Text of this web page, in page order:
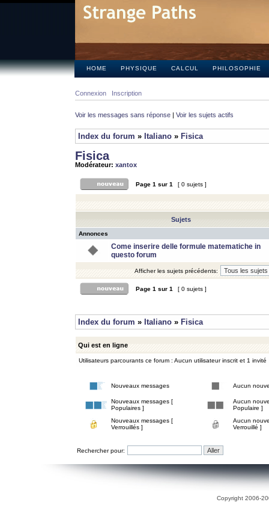
HOME PHYSIQUE CALCUL PHILOSOPHIE
Connexion Inscription
Voir les messages sans réponse | Voir les sujets actifs
Index du forum » Italiano » Fisica
Fisica
Modérateur: xantox
Page 1 sur 1 [ 0 sujets ]
Sujets
Annonces
Come inserire delle formule matematiche in
questo forum
Afficher les sujets précédents:
Page 1 sur 1 [ 0 sujets ]
Index du forum » Italiano » Fisica
Qui est en ligne
Utilisateurs parcourants ce forum : Aucun utilisateur inscrit et 1 invité
Nouveaux messages Aucun
Nouveaux messages [
Populaires ]
Aucun
Populaire ]
Nouveaux messages [
Verrouillés ]
Aucun
Verrouillé ]
Rechercher pour:
Copyright 2006-